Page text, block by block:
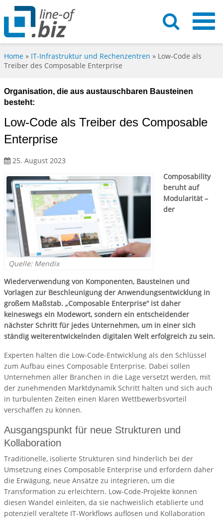
Home » IT-Infrastruktur und Rechenzentren » Low-Code als
Treiber des Composable Enterprise
Organisation, die aus austauschbaren Bausteinen
besteht:
Low-Code als Treiber des Composable
Enterprise
25. August 2023
Quelle: Mendix
Composability
beruht auf
Modularität –
der
Wiederverwendung von Komponenten, Bausteinen und
Vorlagen zur Beschleunigung der Anwendungsentwicklung in
großem Maßstab. „Composable Enterprise“ ist daher
keineswegs ein Modewort, sondern ein entscheidender
nächster Schritt für jedes Unternehmen, um in einer sich
ständig weiterentwickelnden digitalen Welt erfolgreich zu sein.
Experten halten die Low-Code-Entwicklung als den Schlüssel
zum Aufbau eines Composable Enterprise. Dabei sollen
Unternehmen aller Branchen in die Lage versetzt werden, mit
der zunehmenden Marktdynamik Schritt halten und sich auch
in turbulenten Zeiten einen klaren Wettbewerbsvorteil
verschaffen zu können.
Ausgangspunkt für neue Strukturen und
Kollaboration
Traditionelle, isolierte Strukturen sind hinderlich bei der
Umsetzung eines Composable Enterprise und erfordern daher
die Erwägung, neue Ansätze zu integrieren, um die
Transformation zu erleichtern. Low-Code-Projekte können
diesen Wandel einleiten, da sie nachweislich etablierte und
potenziell veraltete IT-Workflows auflösen und Kollaboration